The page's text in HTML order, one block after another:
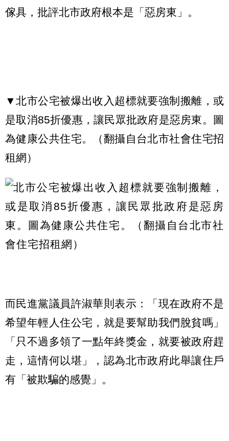
傢具，批評北市政府根本是「惡房東」。
▼北市公宅被爆出收入超標就要強制搬離，或
是取消85折優惠，讓民眾批政府是惡房東。圖
為健康公共住宅。（翻攝自台北市社會住宅招
租網）
而民進黨議員許淑華則表示：「現在政府不是
希望年輕人住公宅，就是要幫助我們脫貧嗎」
「只不過多領了一點年終獎金，就要被政府趕
走，這情何以堪」，認為北市政府此舉讓住戶
有「被欺騙的感覺」。